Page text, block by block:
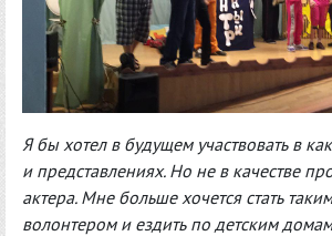
Я бы хотел в будущем участвовать в
и представлениях. Но не в качестве
актера. Мне больше хочется стать
волонтером и ездить по детским